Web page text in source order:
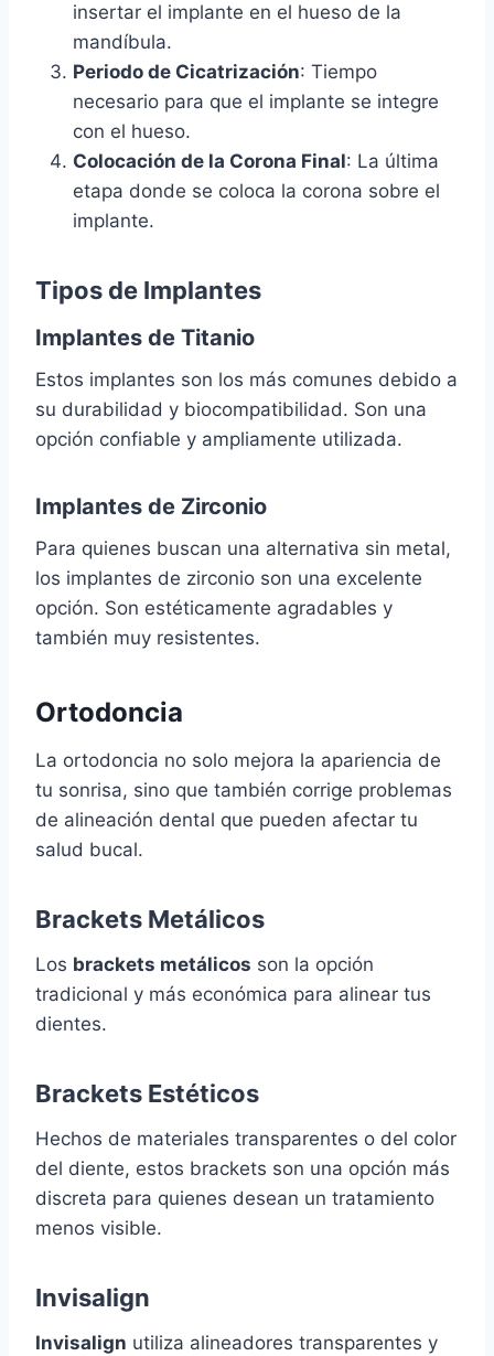
insertar el implante en el hueso de la
mandíbula.
Periodo de Cicatrización: Tiempo
necesario para que el implante se integre
con el hueso.
Colocación de la Corona Final: La última
etapa donde se coloca la corona sobre el
implante.
Tipos de Implantes
Implantes de Titanio
Estos implantes son los más comunes debido a
su durabilidad y biocompatibilidad. Son una
opción confiable y ampliamente utilizada.
Implantes de Zirconio
Para quienes buscan una alternativa sin metal,
los implantes de zirconio son una excelente
opción. Son estéticamente agradables y
también muy resistentes.
Ortodoncia
La ortodoncia no solo mejora la apariencia de
tu sonrisa, sino que también corrige problemas
de alineación dental que pueden afectar tu
salud bucal.
Brackets Metálicos
Los brackets metálicos son la opción
tradicional y más económica para alinear tus
dientes.
Brackets Estéticos
Hechos de materiales transparentes o del color
del diente, estos brackets son una opción más
discreta para quienes desean un tratamiento
menos visible.
Invisalign
Invisalign utiliza alineadores transparentes y